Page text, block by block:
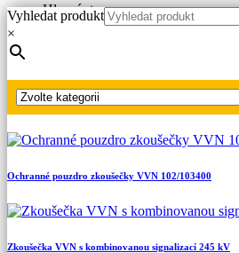
Hlavní strana
Produkty
Vyhledat produkt
×
Ochranné pouzdro zkoušečky VVN 102/103400
Zkoušečka VVN s kombinovanou signalizací 245 kV